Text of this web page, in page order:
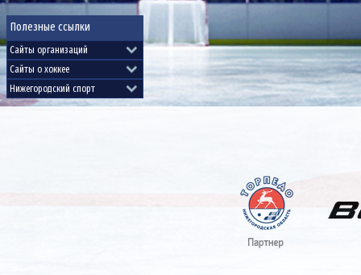
Полезные ссылки